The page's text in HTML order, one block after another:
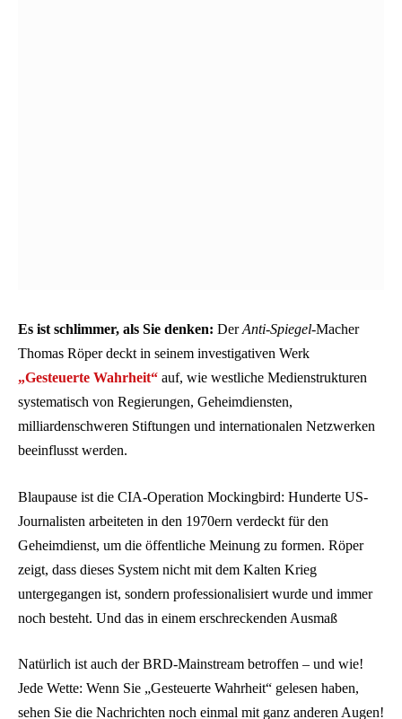
Es ist schlimmer, als Sie denken: DerAnti-Spiegel-Macher
Thomas Röper deckt in seinem investigativen Werk
„Gesteuerte Wahrheit“ auf, wie westliche Medienstrukturen
systematisch von Regierungen, Geheimdiensten,
milliardenschweren Stiftungen und internationalen Netzwerken
beeinflusst werden.
Blaupause ist die CIA-Operation Mockingbird: Hunderte US-
Journalisten arbeiteten in den 1970ern verdeckt für den
Geheimdienst, um die öffentliche Meinung zu formen. Röper
zeigt, dass dieses System nicht mit dem Kalten Krieg
untergegangen ist, sondern professionalisiert wurde und immer
noch besteht. Und das in einem erschreckenden Ausmaß
Natürlich ist auch der BRD-Mainstream betroffen – und wie!
Jede Wette: Wenn Sie „Gesteuerte Wahrheit“ gelesen haben,
sehen Sie die Nachrichten noch einmal mit ganz anderen Augen!